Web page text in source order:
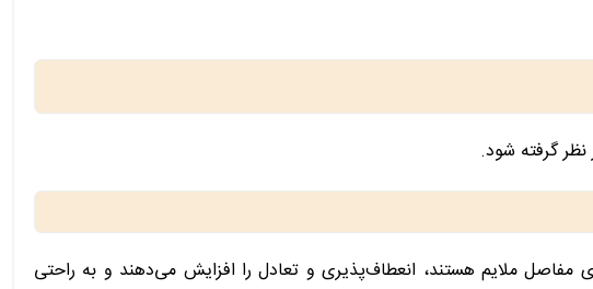
گرفته شود.
مفاصل ملایم هستند، انعطاف‌پذیری و تعادل را افزایش می‌دهند و به راحتی